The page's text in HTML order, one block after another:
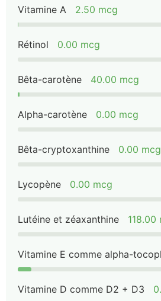
Vitamine A 2.50 mcg
Rétinol 0.00 mcg
Bêta-carotène 40.00 mcg
Alpha-carotène 0.00 mcg
Bêta-cryptoxanthine 0.00 mcg
Lycopène 0.00 mcg
Lutéine et zéaxanthine 118.00
Vitamine E comme alpha-
Vitamine D comme D2 + D3